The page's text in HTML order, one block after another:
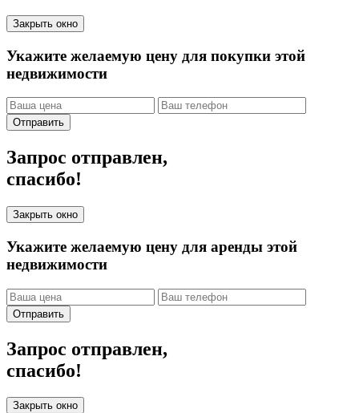
Закрыть окно
Укажите желаемую цену для покупки этой
недвижимости
Отправить
Запрос отправлен,
спасибо!
Закрыть окно
Укажите желаемую цену для аренды этой
недвижимости
Отправить
Запрос отправлен,
спасибо!
Закрыть окно